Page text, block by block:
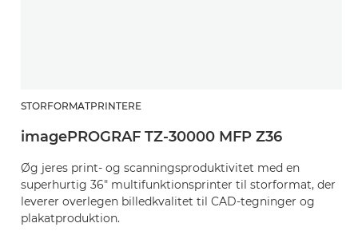
STORFORMATPRINTERE
imagePROGRAF TZ-30000 MFP Z36
Øg jeres print- og scanningsproduktivitet med en
superhurtig 36" multifunktionsprinter til storformat, der
leverer overlegen billedkvalitet til CAD-tegninger og
plakatproduktion.